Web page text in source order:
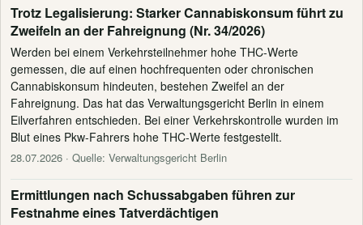
Trotz Legalisierung: Starker Cannabiskonsum führt zu
Zweifeln an der Fahreignung (Nr. 34/2026)
Werden bei einem Verkehrsteilnehmer hohe THC-Werte
gemessen, die auf einen hochfrequenten oder chronischen
Cannabiskonsum hindeuten, bestehen Zweifel an der
Fahreignung. Das hat das Verwaltungsgericht Berlin in einem
Eilverfahren entschieden. Bei einer Verkehrskontrolle wurden im
Blut eines Pkw-Fahrers hohe THC-Werte festgestellt.
28.07.2026 · Quelle: Verwaltungsgericht Berlin
Ermittlungen nach Schussabgaben führen zur
Festnahme eines Tatverdächtigen